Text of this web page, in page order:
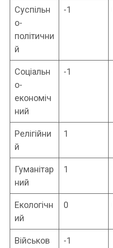
Суспільн
о-
політични
й
-1
Соціальн
о-
економіч
ний
-1
Релігійни
й
1
Гуманітар
ний
1
Екологічн
ий
0
Військов
-1